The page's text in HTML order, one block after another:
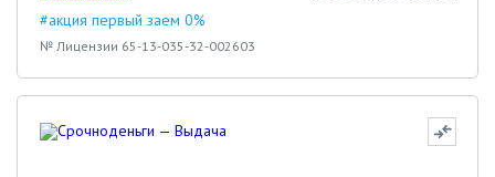
#акция первый заем 0%
№ Лицензии 65-13-035-32-002603